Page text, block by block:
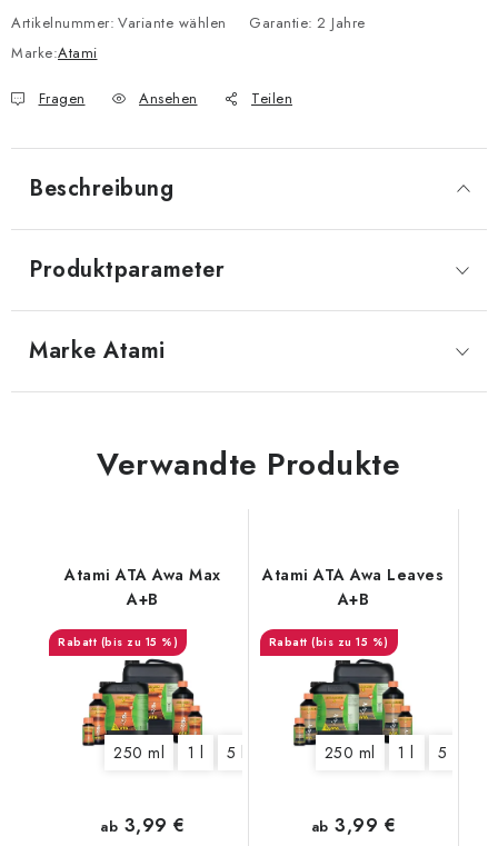
Artikelnummer: Variante wählen
Marke:Atami
Garantie: 2 Jahre
Fragen Ansehen Teilen
Beschreibung
Produktparameter
Marke Atami
Verwandte Produkte
Atami ATA Awa Max
A+B
(bis zu 15 %)
250 ml 1 l 5 l 10 l
ab 3,99 €
Atami ATA Awa Leaves
A+B
(bis zu 15 %)
250 ml 1 l 5 l
ab 3,99 €